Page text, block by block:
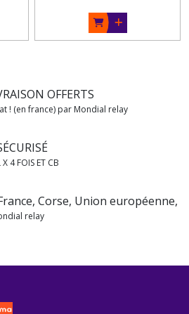
OFFERTS
! (en france) par Mondial relay
4 FOIS ET CB
Corse, Union européenne,
relay